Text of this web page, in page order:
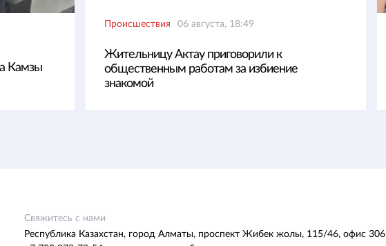
Камзы
Происшествия 06 августа, 18:49
Жительницу Актау приговорили к
общественным работам за избиение
знакомой
Свяжитесь с нами
Республика Казахстан, город Алматы, проспект Жибек жолы, 115/46, офис 306